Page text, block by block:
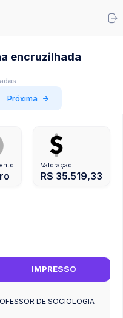
encruzilhada
Próxima
Valoração
R$ 35.519,33
IMPRESSO
DE SOCIOLOGIA